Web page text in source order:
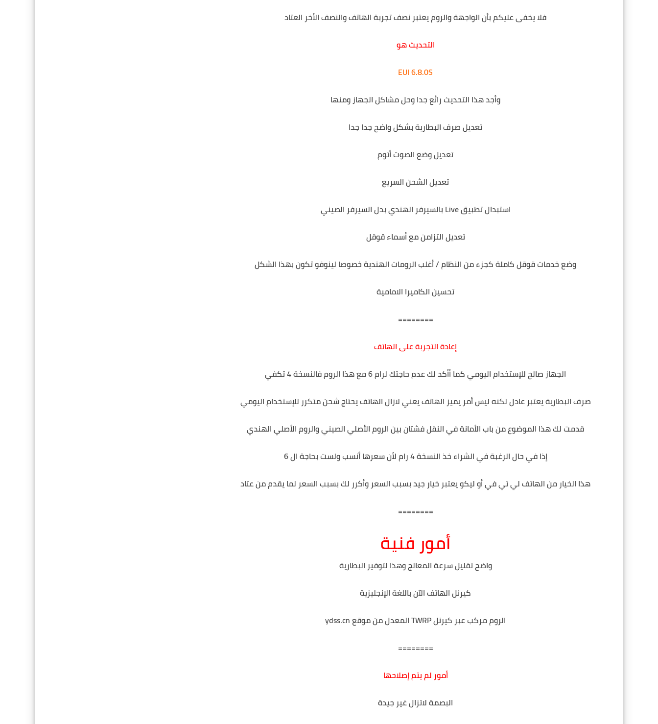
فلا يخفى عليكم بأن الواجهة والروم يعتبر نصف تجربة الهاتف والنصف الأخر العتاد
التحديث هو
EUI 6.8.0S
وأجد هذا التحديث رائع جدا وحل مشاكل الجهاز ومنها
تعديل صرف البطارية بشكل واضح جدا جدا
تعديل وضع الصوت أتوم
تعديل الشحن السريع
استبدال تطبيق Live بالسيرفر الهندي بدل السيرفر الصيني
تعديل التزامن مع أسماء قوقل
وضع خدمات قوقل كاملة كجزء من النظام / أغلب الرومات الهندية خصوصا لينوفو تكون بهذا الشكل
تحسين الكاميرا الامامية
========
إعادة التجربة على الهاتف
الجهاز صالح للإستخدام اليومي كما أأكد لك عدم حاجتك لرام 6 مع هذا الروم فالنسخة 4 تكفي
صرف البطارية يعتبر عادل لكنه ليس أمر يميز الهاتف يعني لازال الهاتف يحتاج شحن متكرر للإستخدام اليومي
قدمت لك هذا الموضوع من باب الأمانة في النقل فشتان بين الروم الأصلي الصيني والروم الأصلي الهندي
إذا في حال الرغبة في الشراء خذ النسخة 4 رام لأن سعرها أنسب ولست بحاجة ال 6
هذا الخيار من الهاتف لي تي في أو ليكو يعتبر خيار جيد بسبب السعر وأكرر لك بسبب السعر لما يقدم من عتاد
========
أمور فنية
واضح تقليل سرعة المعالج وهذا لتوفير البطارية
كيرنل الهاتف الآن باللغة الإنجليزية
الروم مركب عبر كيرنل TWRP المعدل من موقع ydss.cn
========
أمور لم يتم إصلاحها
البصمة لاتزال غير جيدة